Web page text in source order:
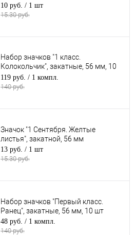
10 руб. / 1 шт
15.30 руб.
Набор значков "1 класс.
Колокольчик", закатные, 56 мм, 10
шт
119 руб. / 1 компл.
140 руб.
Значок "1 Сентября. Желтые
листья", закатной, 56 мм
13 руб. / 1 шт
15.30 руб.
Набор значков "Первый класс.
Ранец", закатные, 56 мм, 10 шт
48 руб. / 1 компл.
140 руб.